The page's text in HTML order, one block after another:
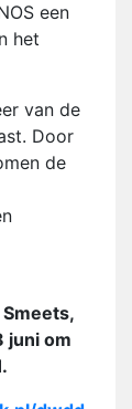
een
het
van de
Door
de
juni om